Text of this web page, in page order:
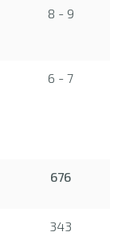
8 - 9
6 - 7
676
343